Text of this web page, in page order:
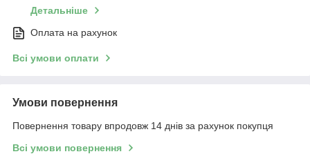
Детальніше
Оплата на рахунок
Всі умови оплати
Умови повернення
Повернення товару впродовж 14 днів за рахунок покупця
Всі умови повернення